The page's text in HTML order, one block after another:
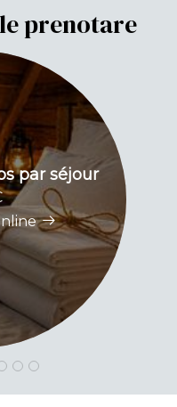
prenotare
par séjour